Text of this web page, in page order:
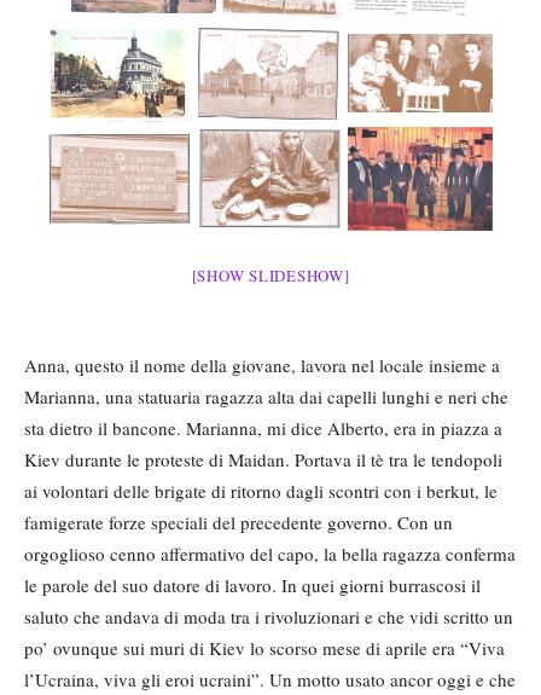
[SHOW SLIDESHOW]
Anna, questo il nome della giovane, lavora nel locale insieme a
Marianna, una statuaria ragazza alta dai capelli lunghi e neri che
sta dietro il bancone. Marianna, mi dice Alberto, era in piazza a
Kiev durante le proteste di Maidan. Portava il tè tra le tendopoli
ai volontari delle brigate di ritorno dagli scontri con i berkut, le
famigerate forze speciali del precedente governo. Con un
orgoglioso cenno affermativo del capo, la bella ragazza conferma
le parole del suo datore di lavoro. In quei giorni burrascosi il
saluto che andava di moda tra i rivoluzionari e che vidi scritto un
po’ ovunque sui muri di Kiev lo scorso mese di aprile era “Viva
l’Ucraina, viva gli eroi ucraini”. Un motto usato ancor oggi e che